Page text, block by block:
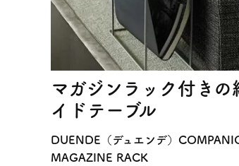
マガジンラック付きの
イドテーブル
DUENDE（デュエンデ）
MAGAZINE RACK